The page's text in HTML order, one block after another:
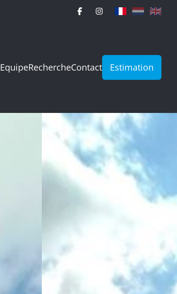
EquipeRechercheContact Estimation